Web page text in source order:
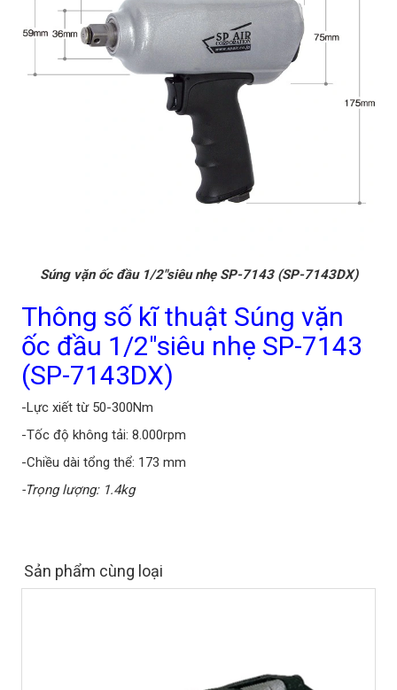
Súng vặn ốc đầu 1/2"siêu nhẹ SP-7143 (SP-7143DX)
Thông số kĩ thuật Súng vặn
ốc đầu 1/2"siêu nhẹ SP-7143
(SP-7143DX)
-Lực xiết từ 50-300Nm
-Tốc độ không tải: 8.000rpm
-Chiều dài tổng thể: 173 mm
-Trọng lượng: 1.4kg
Sản phẩm cùng loại